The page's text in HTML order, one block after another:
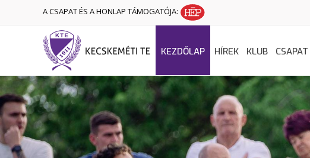
A CSAPAT ÉS A HONLAP TÁMOGATÓJA:
KEZDŐLAP HÍREK KLUB CSAPAT